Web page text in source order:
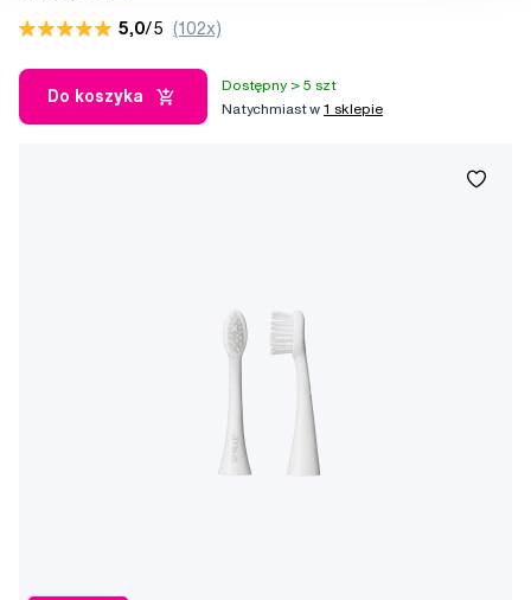
5,0/5 (102x)
Do koszyka
Dostępny > 5 szt
Natychmiast w1 sklepie